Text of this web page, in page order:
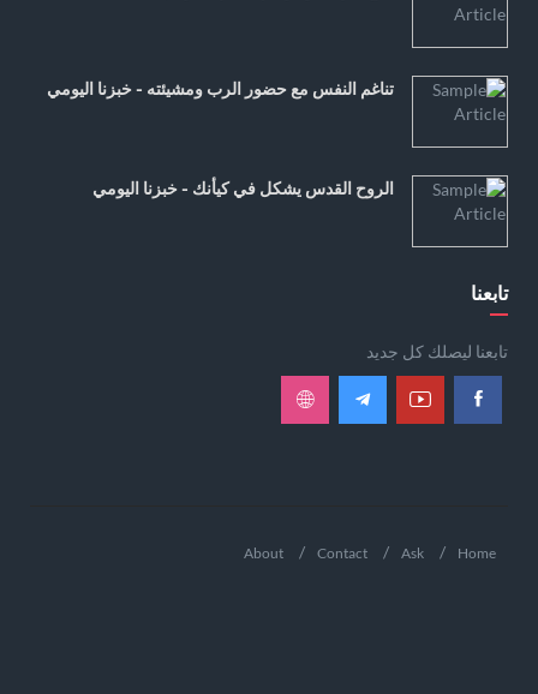
تناغم النفس مع حضور الرب ومشيئته - خبزنا اليومي
الروح القدس يشكل في كيأنك - خبزنا اليومي
تابعنا
تابعنا ليصلك كل جديد
Home
Ask
Contact
About